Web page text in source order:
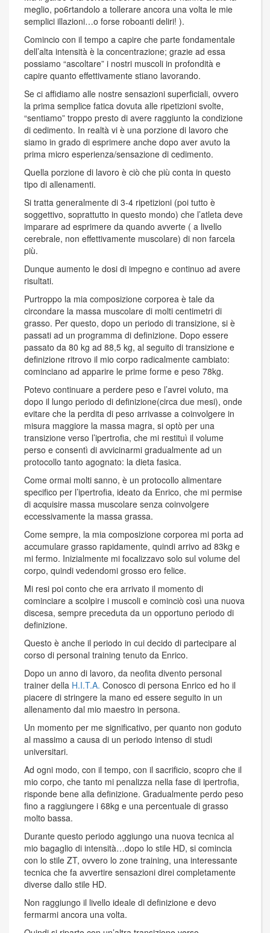
meglio, po6rtandolo a tollerare ancora una volta le mie
semplici illazioni…o forse roboanti deliri! ).
Comincio con il tempo a capire che parte fondamentale
dell’alta intensità è la concentrazione; grazie ad essa
possiamo “ascoltare” i nostri muscoli in profondità e
capire quanto effettivamente stiano lavorando.
Se ci affidiamo alle nostre sensazioni superficiali, ovvero
la prima semplice fatica dovuta alle ripetizioni svolte,
“sentiamo” troppo presto di avere raggiunto la condizione
di cedimento. In realtà vi è una porzione di lavoro che
siamo in grado di esprimere anche dopo aver avuto la
prima micro esperienza/sensazione di cedimento.
Quella porzione di lavoro è ciò che più conta in questo
tipo di allenamenti.
Si tratta generalmente di 3-4 ripetizioni (poi tutto è
soggettivo, soprattutto in questo mondo) che l’atleta deve
imparare ad esprimere da quando avverte ( a livello
cerebrale, non effettivamente muscolare) di non farcela
più.
Dunque aumento le dosi di impegno e continuo ad avere
risultati.
Purtroppo la mia composizione corporea è tale da
circondare la massa muscolare di molti centimetri di
grasso. Per questo, dopo un periodo di transizione, si è
passati ad un programma di definizione. Dopo essere
passato da 80 kg ad 88,5 kg, al seguito di transizione e
definizione ritrovo il mio corpo radicalmente cambiato:
cominciano ad apparire le prime forme e peso 78kg.
Potevo continuare a perdere peso e l’avrei voluto, ma
dopo il lungo periodo di definizione(circa due mesi), onde
evitare che la perdita di peso arrivasse a coinvolgere in
misura maggiore la massa magra, si optò per una
transizione verso l’ipertrofia, che mi restituì il volume
perso e consentì di avvicinarmi gradualmente ad un
protocollo tanto agognato: la dieta fasica.
Come ormai molti sanno, è un protocollo alimentare
specifico per l’ipertrofia, ideato da Enrico, che mi permise
di acquisire massa muscolare senza coinvolgere
eccessivamente la massa grassa.
Come sempre, la mia composizione corporea mi porta ad
accumulare grasso rapidamente, quindi arrivo ad 83kg e
mi fermo. Inizialmente mi focalizzavo solo sul volume del
corpo, quindi vedendomi grosso ero felice.
Mi resi poi conto che era arrivato il momento di
cominciare a scolpire i muscoli e cominciò così una nuova
discesa, sempre preceduta da un opportuno periodo di
definizione.
Questo è anche il periodo in cui decido di partecipare al
corso di personal training tenuto da Enrico.
Dopo un anno di lavoro, da neofita divento personal
trainer della H.I.T.A. Conosco di persona Enrico ed ho il
piacere di stringere la mano ed essere seguito in un
allenamento dal mio maestro in persona.
Un momento per me significativo, per quanto non goduto
al massimo a causa di un periodo intenso di studi
universitari.
Ad ogni modo, con il tempo, con il sacrificio, scopro che il
mio corpo, che tanto mi penalizza nella fase di ipertrofia,
risponde bene alla definizione. Gradualmente perdo peso
fino a raggiungere i 68kg e una percentuale di grasso
molto bassa.
Durante questo periodo aggiungo una nuova tecnica al
mio bagaglio di intensità…dopo lo stile HD, si comincia
con lo stile ZT, ovvero lo zone training, una interessante
tecnica che fa avvertire sensazioni direi completamente
diverse dallo stile HD.
Non raggiungo il livello ideale di definizione e devo
fermarmi ancora una volta.